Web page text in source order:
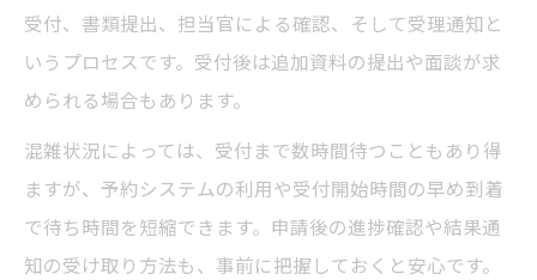
東京入国管理局での書類提出時の注意点
オンライン申請での書類ミスを防ぐコツ
再来庁を避けるビザ申請の事前確認方法
専門家の活用が安心に繋がるビザ申請手順
ビザ申請で専門家を活用するメリットとは
東京都でのビザ申請をプロに依頼する流れ
受付、書類提出、担当官による確認、そして受理通知と
いうプロセスです。受付後は追加資料の提出や面談が求
められる場合もあります。
混雑状況によっては、受付まで数時間待つこともあり得
ますが、予約システムの利用や受付開始時間の早め到着
で待ち時間を短縮できます。申請後の進捗確認や結果通
知の受け取り方法も、事前に把握しておくと安心です。